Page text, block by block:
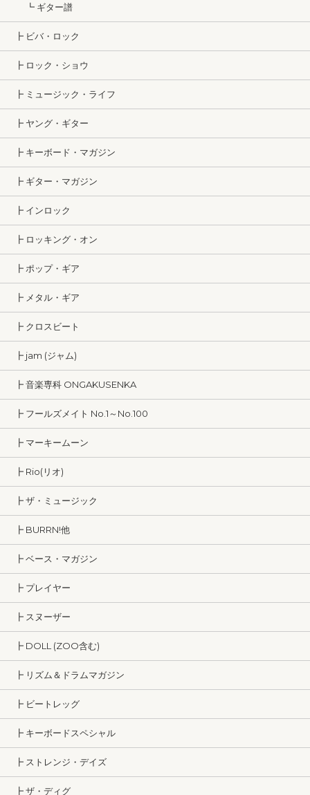
┗ ギター譜
┣ ビバ・ロック
┣ ロック・ショウ
┣ ミュージック・ライフ
┣ ヤング・ギター
┣ キーボード・マガジン
┣ ギター・マガジン
┣ インロック
┣ ロッキング・オン
┣ ポップ・ギア
┣ メタル・ギア
┣ クロスビート
┣ jam (ジャム)
┣ 音楽専科 ONGAKUSENKA
┣ フールズメイト No.1～No.100
┣ マーキームーン
┣ Rio(リオ)
┣ ザ・ミュージック
┣ BURRN!他
┣ ベース・マガジン
┣ プレイヤー
┣ スヌーザー
┣ DOLL (ZOO含む)
┣ リズム＆ドラムマガジン
┣ ビートレッグ
┣ キーボードスペシャル
┣ ストレンジ・デイズ
┣ ザ・ディグ